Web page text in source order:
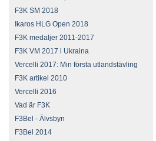
F3K SM 2018
Ikaros HLG Open 2018
F3K medaljer 2011-2017
F3K VM 2017 i Ukraina
Vercelli 2017: Min första utlandstävling
F3K artikel 2010
Vercelli 2016
Vad är F3K
F3Bel - Älvsbyn
F3Bel 2014